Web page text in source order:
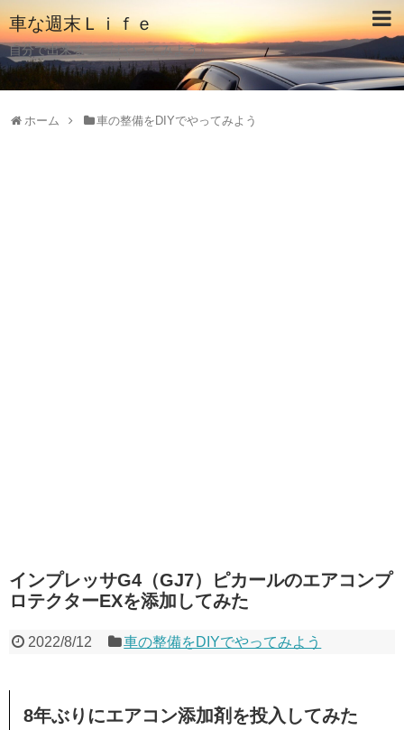
車な週末Ｌｉｆｅ
自分で出来ることはやってみよう♪
ホーム 車の整備をDIYでやってみよう
インプレッサG4（GJ7）ピカールのエアコンプ
ロテクターEXを添加してみた
2022/8/12 車の整備をDIYでやってみよう
8年ぶりにエアコン添加剤を投入してみた